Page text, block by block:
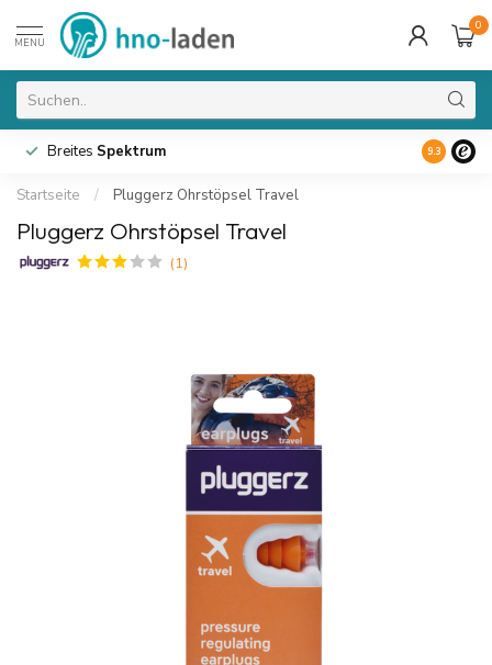
MENU
0
Breites Spektrum 9.3
Startseite / Pluggerz Ohrstöpsel Travel
Pluggerz Ohrstöpsel Travel
(1)